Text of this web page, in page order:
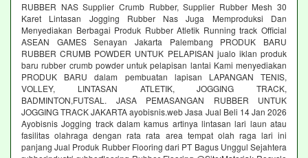
RUBBER NAS Supplier Crumb Rubber, Supplier Rubber Mesh 30
Karet Lintasan Jogging Rubber Nas Juga Memproduksi Dan
Menyediakan Berbagai Produk Rubber Atletik Running track Official
ASEAN GAMES Senayan Jakarta Palembang PRODUK BARU
RUBBER CRUMB POWDER UNTUK PELAPISAN jualo iklan produk
baru rubber crumb powder untuk pelapisan lantai Kami menyediakan
PRODUK BARU dalam pembuatan lapisan LAPANGAN TENIS,
VOLLEY, LINTASAN ATLETIK, JOGGING TRACK,
BADMINTON,FUTSAL. JASA PEMASANGAN RUBBER UNTUK
JOGGING TRACK JAKARTA ayobisnis.web Jasa Jual Beli 14 Jan 2026
Ayobisnis Jogging track dalam kamus artinya lintasan lari laun atau
fasilitas olahraga dengan rata rata area tempat olah raga lari ini
panjang Jual Produk Rubber Flooring dari PT Bagus Unggul Sejahtera